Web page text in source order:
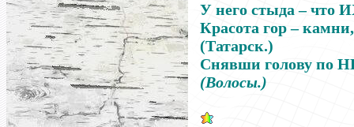
У него стыда–что
Красота гор–камни,
(Татарск.)
Снявши голову по
(Волосы.)